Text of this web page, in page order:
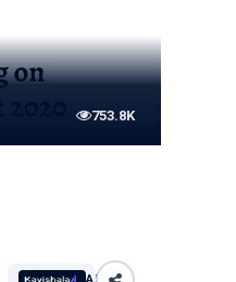
753.8K
AI